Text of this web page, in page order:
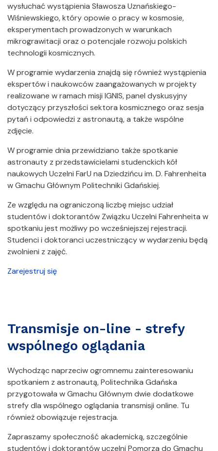
wysłuchać wystąpienia Sławosza Uznańskiego-
Wiśniewskiego, który opowie o pracy w kosmosie,
eksperymentach prowadzonych w warunkach
mikrograwitacji oraz o potencjale rozwoju polskich
technologii kosmicznych.
W programie wydarzenia znajdą się również wystąpienia
ekspertów i naukowców zaangażowanych w projekty
realizowane w ramach misji IGNIS, panel dyskusyjny
dotyczący przyszłości sektora kosmicznego oraz sesja
pytań i odpowiedzi z astronautą, a także wspólne
zdjęcie.
W programie dnia przewidziano także spotkanie
astronauty z przedstawicielami studenckich kół
naukowych Uczelni FarU na Dziedzińcu im. D. Fahrenheita
w Gmachu Głównym Politechniki Gdańskiej.
Ze względu na ograniczoną liczbę miejsc udział
studentów i doktorantów Związku Uczelni Fahrenheita w
spotkaniu jest możliwy po wcześniejszej rejestracji.
Studenci i doktoranci uczestniczący w wydarzeniu będą
zwolnieni z zajęć.
Zarejestruj się
Transmisje on-line - strefy
wspólnego oglądania
Wychodząc naprzeciw ogromnemu zainteresowaniu
spotkaniem z astronautą, Politechnika Gdańska
przygotowała w Gmachu Głównym dwie dodatkowe
strefy dla wspólnego oglądania transmisji online. Tu
również obowiązuje rejestracja.
Zapraszamy społeczność akademicką, szczególnie
studentów i doktorantów uczelni Pomorza do Gmachu